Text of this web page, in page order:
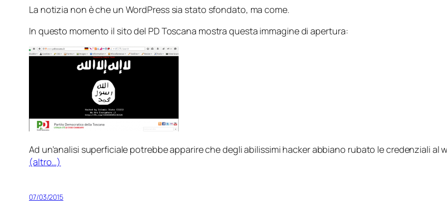
La notizia non è che un WordPress sia stato sfondato, ma come.
In questo momento il sito del PD Toscana mostra questa immagine di apertura:
Ad un’analisi superficiale potrebbe apparire che degli abilissimi hacker abbiano rubato le credenziali al
(altro…)
07/03/2015